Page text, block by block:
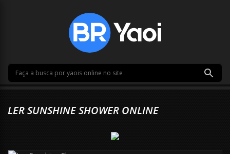
LER SUNSHINE SHOWER ONLINE